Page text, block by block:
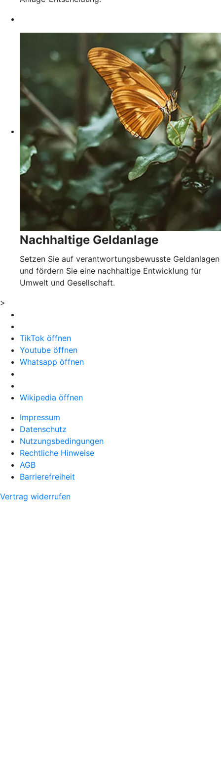
Nachhaltige Geldanlage
Setzen Sie auf verantwortungsbewusste Geldanlagen
und fördern Sie eine nachhaltige Entwicklung für
Umwelt und Gesellschaft.
>
TikTok öffnen
Youtube öffnen
Whatsapp öffnen
Wikipedia öffnen
Impressum
Datenschutz
Nutzungsbedingungen
Rechtliche Hinweise
AGB
Barrierefreiheit
Vertrag widerrufen